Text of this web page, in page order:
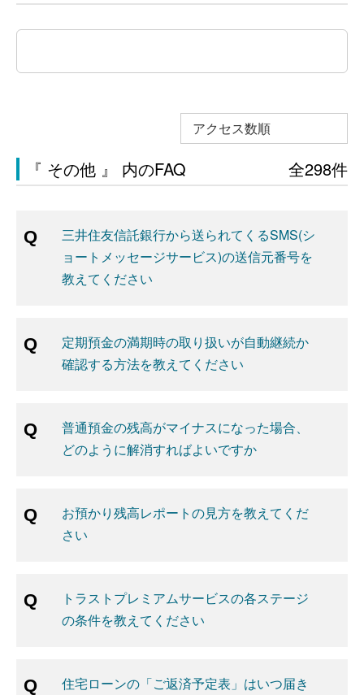
アクセス数順
『 その他 』 内のFAQ 全298件
三井住友信託銀行から送られてくるSMS(シ
ョートメッセージサービス)の送信元番号を
教えてください
定期預金の満期時の取り扱いが自動継続か
確認する方法を教えてください
普通預金の残高がマイナスになった場合、
どのように解消すればよいですか
お預かり残高レポートの見方を教えてくだ
さい
トラストプレミアムサービスの各ステージ
の条件を教えてください
住宅ローンの「ご返済予定表」はいつ届き